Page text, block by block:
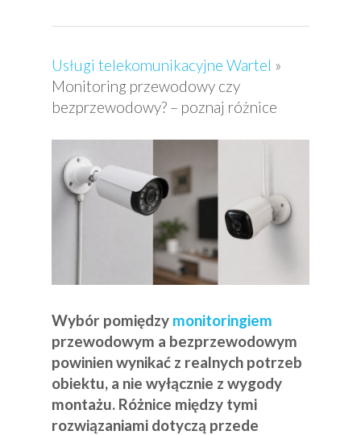
Usługi telekomunikacyjne Wartel »
Monitoring przewodowy czy
bezprzewodowy? – poznaj różnice
Wybór pomiędzy monitoringiem
przewodowym a bezprzewodowym
powinien wynikać z realnych potrzeb
obiektu, a nie wyłącznie z wygody
montażu. Różnice między tymi
rozwiązaniami dotyczą przede